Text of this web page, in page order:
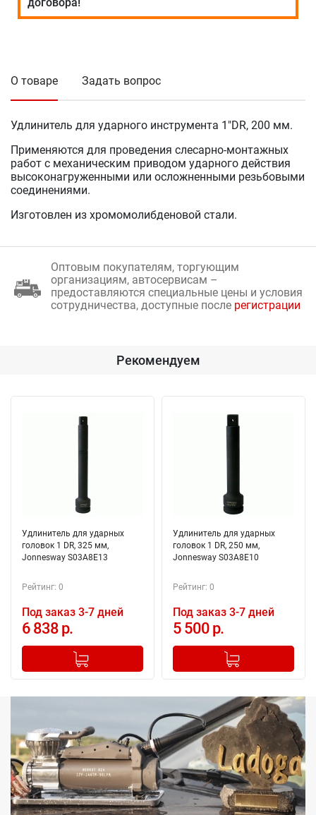
О товаре Задать вопрос
Удлинитель для ударного инструмента 1"DR, 200 мм.
Применяются для проведения слесарно-монтажных
работ с механическим приводом ударного действия
высоконагруженными или осложненными резьбовыми
соединениями.
Изготовлен из хромомолибденовой стали.
Оптовым покупателям, торгующим
организациям, автосервисам –
предоставляются специальные цены и условия
сотрудничества, доступные после регистрации
Рекомендуем
Удлинитель для ударных
головок 1 DR, 325 мм,
Jonnesway S03A8E13
Рейтинг: 0
Под заказ 3-7 дней
6 838 р.
+
Добавлено в корзину
Удлинитель для ударных
головок 1 DR, 250 мм,
Jonnesway S03A8E10
Рейтинг: 0
Под заказ 3-7 дней
5 500 р.
+
Добавлено в корзину